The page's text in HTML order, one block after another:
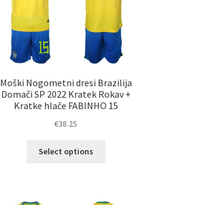
strani
izdelka
Moški Nogometni dresi Brazilija
Domači SP 2022 Kratek Rokav +
Kratke hlače FABINHO 15
€38.25
Select options
različic.